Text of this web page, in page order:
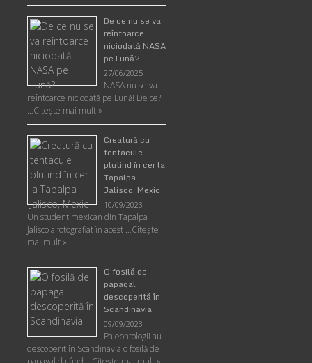
De ce nu se va
reîntoarce
niciodată NASA
pe Lună?
27/06/2025
NASA nu se va
reîntoarce niciodată pe Lună! De ce?
…Citește mai mult »
Creatură cu
tentacule
plutind în cer la
Tapalpa
Jalisco, Mexic
10/09/2023
Un student mexican din Tapalpa
Jalisco a fotografiat în acest …Citește
mai mult »
O fosilă de
papagal
descoperită în
Scandinavia
09/09/2023
Paleontologii au
descoperit în Scandinavia o fosilă de